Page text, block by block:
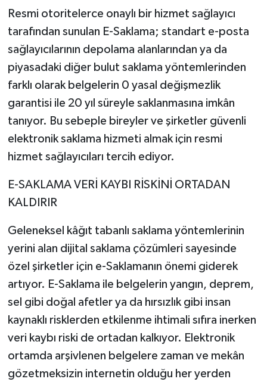
Resmi otoritelerce onaylı bir hizmet sağlayıcı
tarafından sunulan E-Saklama; standart e-posta
sağlayıcılarının depolama alanlarından ya da
piyasadaki diğer bulut saklama yöntemlerinden
farklı olarak belgelerin 0 yasal değişmezlik
garantisi ile 20 yıl süreyle saklanmasına imkân
tanıyor. Bu sebeple bireyler ve şirketler güvenli
elektronik saklama hizmeti almak için resmi
hizmet sağlayıcıları tercih ediyor.
E-SAKLAMA VERİ KAYBI RİSKİNİ ORTADAN
KALDIRIR
Geleneksel kâğıt tabanlı saklama yöntemlerinin
yerini alan dijital saklama çözümleri sayesinde
özel şirketler için e-Saklamanın önemi giderek
artıyor. E-Saklama ile belgelerin yangın, deprem,
sel gibi doğal afetler ya da hırsızlık gibi insan
kaynaklı risklerden etkilenme ihtimali sıfıra inerken
veri kaybı riski de ortadan kalkıyor. Elektronik
ortamda arşivlenen belgelere zaman ve mekân
gözetmeksizin internetin olduğu her yerden